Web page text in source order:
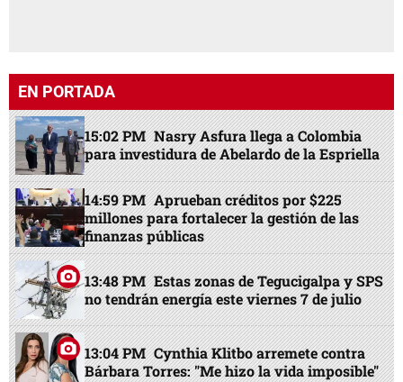
EN PORTADA
15:02 PM Nasry Asfura llega a Colombia
para investidura de Abelardo de la Espriella
14:59 PM Aprueban créditos por $225
millones para fortalecer la gestión de las
finanzas públicas
13:48 PM Estas zonas de Tegucigalpa y SPS
no tendrán energía este viernes 7 de julio
13:04 PM Cynthia Klitbo arremete contra
Bárbara Torres: "Me hizo la vida imposible"